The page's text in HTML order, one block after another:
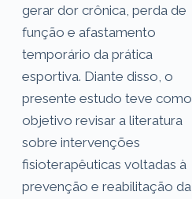
gerar dor crônica, perda de
função e afastamento
temporário da prática
esportiva. Diante disso, o
presente estudo teve como
objetivo revisar a literatura
sobre intervenções
fisioterapêuticas voltadas à
prevenção e reabilitação da